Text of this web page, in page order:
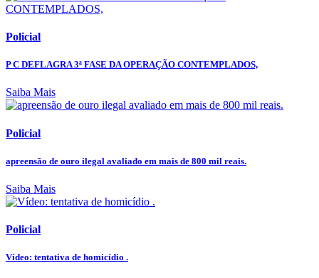
Policial
P C DEFLAGRA 3ª FASE DA OPERAÇÃO CONTEMPLADOS,
Saiba Mais
Policial
apreensão de ouro ilegal avaliado em mais de 800 mil reais.
Saiba Mais
Policial
Vídeo: tentativa de homicídio .